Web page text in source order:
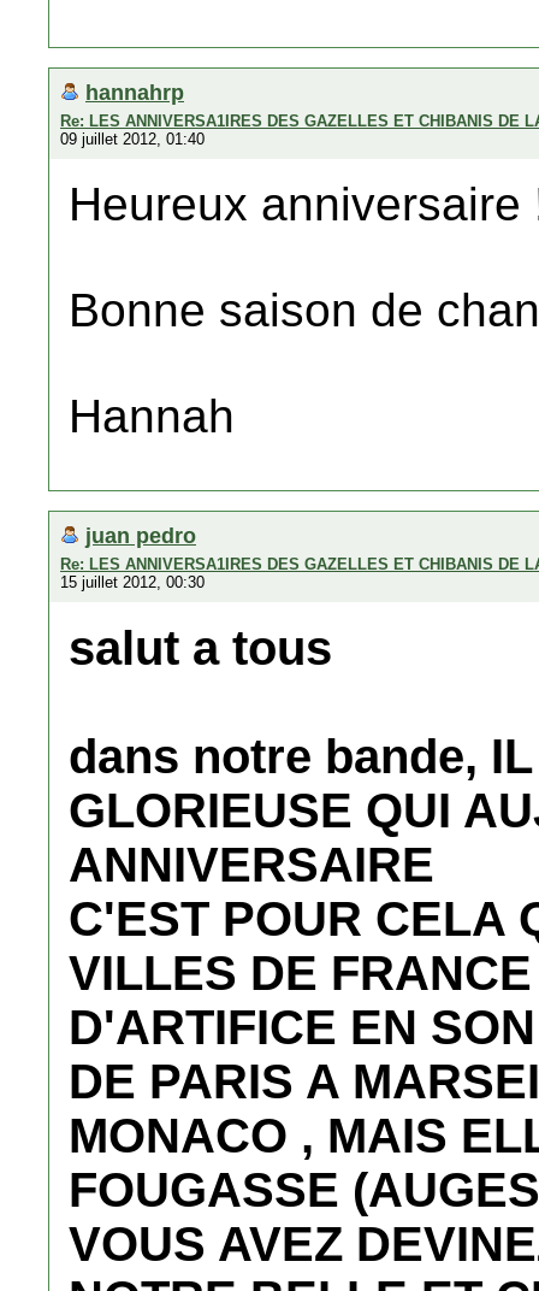
hannahrp
Re: LES ANNIVERSA1IRES DES GAZELLES ET CHIBANIS DE
09 juillet 2012, 01:40
Heureux anniversaire
Bonne saison de
Hannah
juan pedro
Re: LES ANNIVERSA1IRES DES GAZELLES ET CHIBANIS DE
15 juillet 2012, 00:30
salut a tous
dans notre bande,
GLORIEUSE QUI
ANNIVERSAIRE
C'EST POUR CELA
VILLES DE
D'ARTIFICE EN
DE PARIS A
MONACO , MAIS
FOUGASSE
VOUS AVEZ